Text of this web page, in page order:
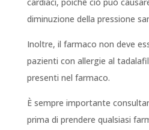
cardiaci, poichê ciò può
diminuzione della pressione
Inoltre, il farmaco non deve
pazienti con allergie al
presenti nel farmaco.
È sempre importante
prima di prendere qualsiasi